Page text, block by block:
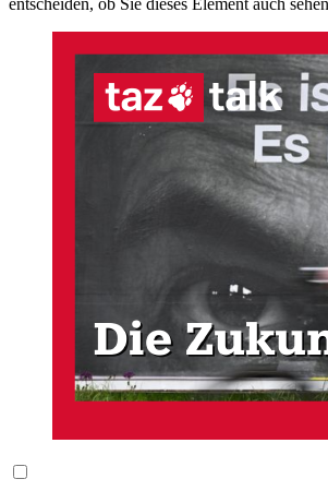
entscheiden, ob Sie dieses Element auch